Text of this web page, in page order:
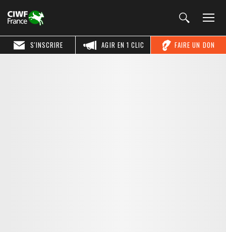
FAIRE UN DON
AGIR EN 1 CLIC
S'INSCRIRE